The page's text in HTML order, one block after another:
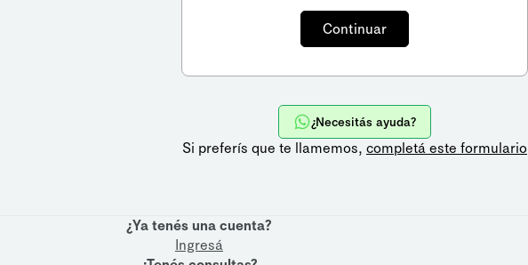
¿Necesitás ayuda?
Si preferís que te llamemos, completá este formulario
¿Ya tenés una cuenta?
Ingresá